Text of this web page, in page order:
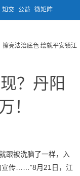
知交 公益 微矩阵
擦亮法治底色 绘就平安镇江
？丹阳
！
跟被洗脑了一样，入
宣传……”8月21日，江